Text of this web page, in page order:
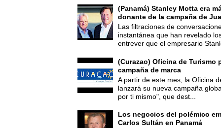
(Panamá) Stanley Motta era
donante de la campaña de
Las filtraciones de
instantánea que han revelado
entrever que el empresario
(Curazao) Oficina de Turismo
campaña de marca
A partir de este mes, la Oficina
lanzará su nueva campaña
por ti mismo", que dest...
Los negocios del polémico
Carlos Sultán en Panamá